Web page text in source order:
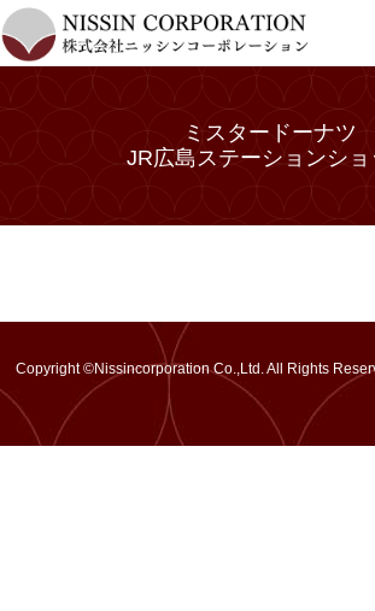
ミスタードーナツ
JR広島ステーションショ
Copyright ©Nissincorporation Co.,Ltd. All Rights